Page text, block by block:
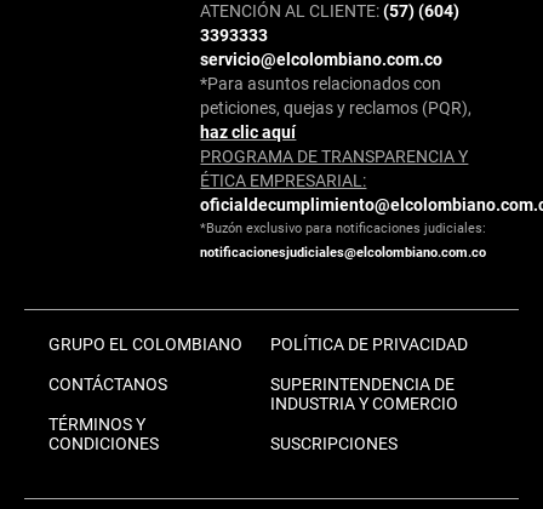
ATENCIÓN AL CLIENTE:(57) (604)
3393333
servicio@elcolombiano.com.co
*Para asuntos relacionados con
peticiones, quejas y reclamos (PQR),
haz clic aquí
PROGRAMA DE TRANSPARENCIA Y
ÉTICA EMPRESARIAL:
*Buzón exclusivo para notificaciones judiciales:
notificacionesjudiciales@elcolombiano.com.co
GRUPO EL COLOMBIANO
CONTÁCTANOS
TÉRMINOS Y
CONDICIONES
POLÍTICA DE PRIVACIDAD
SUPERINTENDENCIA DE
INDUSTRIA Y COMERCIO
SUSCRIPCIONES